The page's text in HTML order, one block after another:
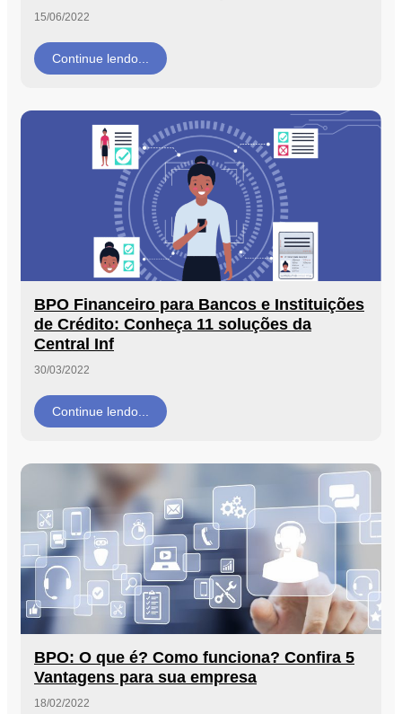
da
Informação
de
Vendas
Normas
de
Proteção
a
Lei
Geral
Proteção
de
Dados
Contato
Orçamento
15/06/2022
Continue lendo...
BPO Financeiro para Bancos e Instituições
de Crédito: Conheça 11 soluções da
Central Inf
30/03/2022
Continue lendo...
BPO: O que é? Como funciona? Confira 5
Vantagens para sua empresa
18/02/2022